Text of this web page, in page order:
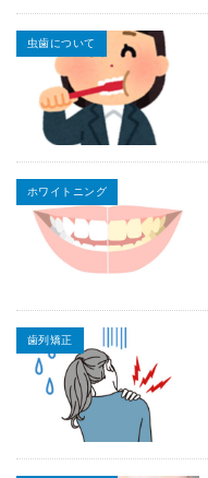
虫歯について
ホワイトニング
歯列矯正